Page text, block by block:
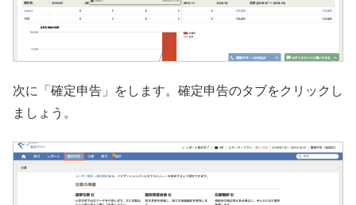
次に「確定申告」をします。確定申告のタブをクリックし
ましょう。